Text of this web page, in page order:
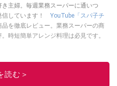
主婦。毎週業務スーパーに通いつ
信しています！ YouTube「スパ子チ
を徹底レビュー。業務スーパーの商
時短簡単アレンジ料理は必見です。
イチオシストの他の記事を読む
読む＞